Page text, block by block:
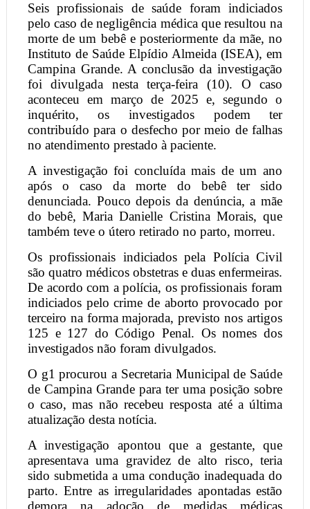
Seis profissionais de saúde foram indiciados
pelo caso de negligência médica que resultou na
morte de um bebê e posteriormente da mãe, no
Instituto de Saúde Elpídio Almeida (ISEA), em
Campina Grande. A conclusão da investigação
foi divulgada nesta terça-feira (10). O caso
aconteceu em março de 2025 e, segundo o
inquérito, os investigados podem ter
contribuído para o desfecho por meio de falhas
no atendimento prestado à paciente.
A investigação foi concluída mais de um ano
após o caso da morte do bebê ter sido
denunciada. Pouco depois da denúncia, a mãe
do bebê, Maria Danielle Cristina Morais, que
também teve o útero retirado no parto, morreu.
Os profissionais indiciados pela Polícia Civil
são quatro médicos obstetras e duas enfermeiras.
De acordo com a polícia, os profissionais foram
indiciados pelo crime de aborto provocado por
terceiro na forma majorada, previsto nos artigos
125 e 127 do Código Penal. Os nomes dos
investigados não foram divulgados.
O g1 procurou a Secretaria Municipal de Saúde
de Campina Grande para ter uma posição sobre
o caso, mas não recebeu resposta até a última
atualização desta notícia.
A investigação apontou que a gestante, que
apresentava uma gravidez de alto risco, teria
sido submetida a uma condução inadequada do
parto. Entre as irregularidades apontadas estão
demora na adoção de medidas médicas